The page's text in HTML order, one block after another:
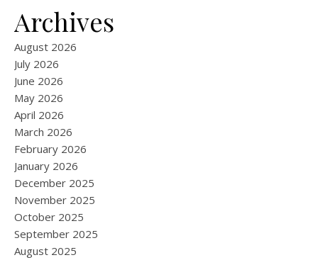
Archives
August 2026
July 2026
June 2026
May 2026
April 2026
March 2026
February 2026
January 2026
December 2025
November 2025
October 2025
September 2025
August 2025